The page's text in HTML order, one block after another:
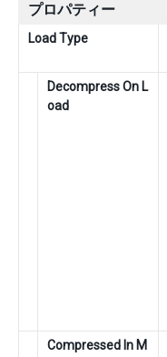
プロパティー
Load Type
Decompress On L
oad
Compressed In M